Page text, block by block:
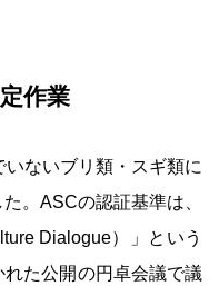
作業
ないブリ類・スギ類に
。ASCの認証基準は、
Dialogue）」という
た公開の円卓会議で議